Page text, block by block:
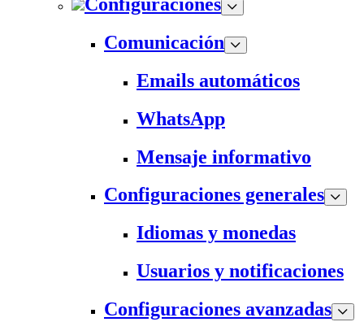
Comunicación
Emails automáticos
WhatsApp
Mensaje informativo
Configuraciones generales
Idiomas y monedas
Usuarios y notificaciones
Configuraciones avanzadas